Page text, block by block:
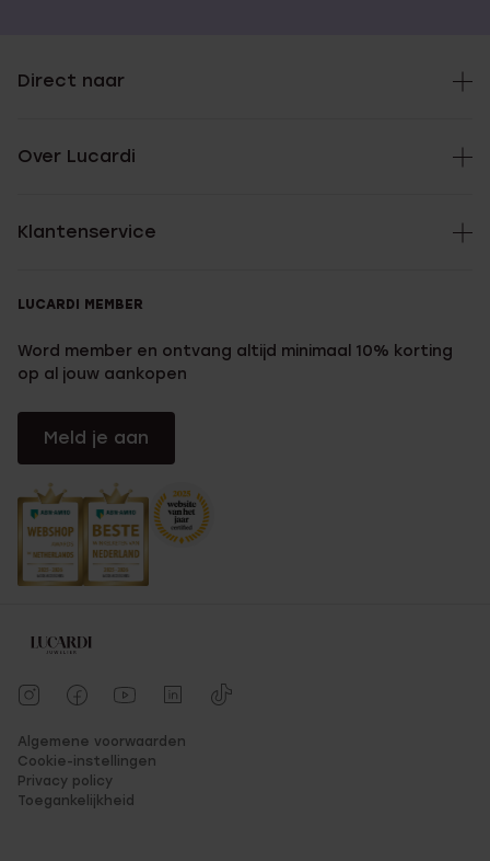
Direct naar
Over Lucardi
Klantenservice
LUCARDI MEMBER
Word member en ontvang altijd minimaal 10% korting
op al jouw aankopen
Meld je aan
Algemene voorwaarden
Cookie-instellingen
Privacy policy
Toegankelijkheid